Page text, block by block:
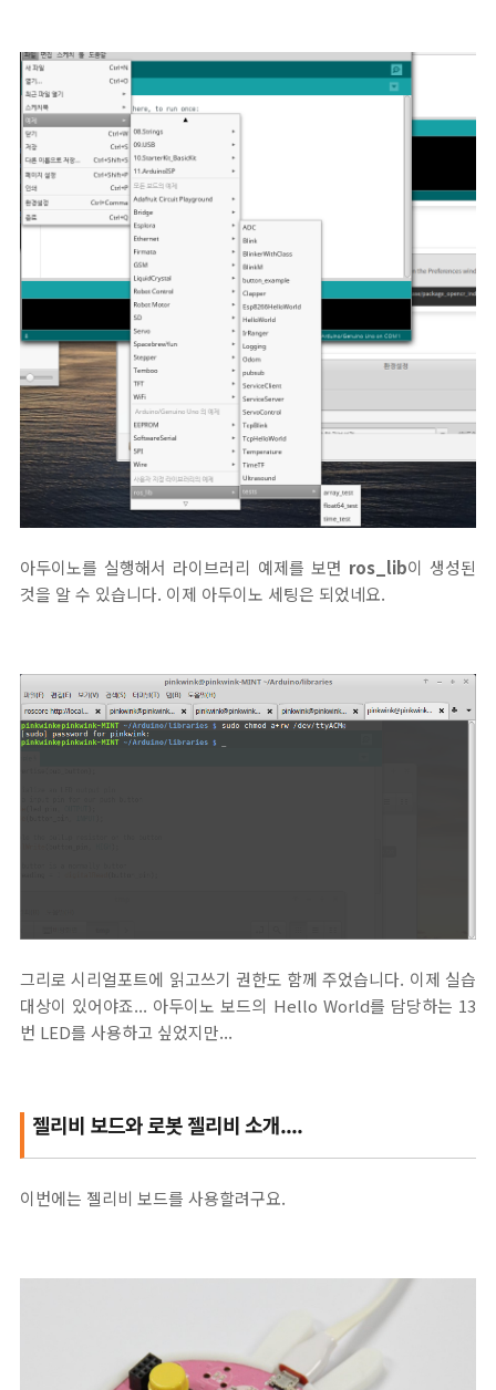
아두이노를 실행해서 라이브러리 예제를 보면 ros_lib이 생성된
것을 알 수 있습니다. 이제 아두이노 세팅은 되었네요.
그리로 시리얼포트에 읽고쓰기 권한도 함께 주었습니다. 이제 실습
대상이 있어야죠... 아두이노 보드의 Hello World를 담당하는 13
번 LED를 사용하고 싶었지만...
젤리비 보드와 로봇 젤리비 소개....
이번에는 젤리비 보드를 사용할려구요.